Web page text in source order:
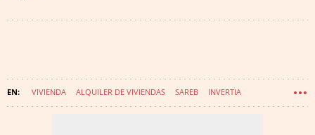
VIVIENDA ALQUILER DE VIVIENDAS SAREB INVERTIA